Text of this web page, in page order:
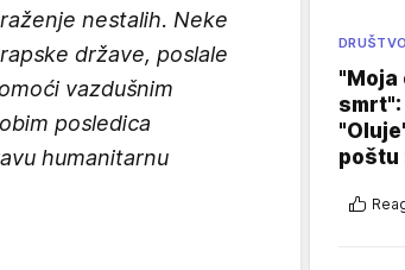
nestalih. Neke
države, poslale
vazdušnim
posledica
humanitarnu
DRUŠTVO
"Moja
poštu